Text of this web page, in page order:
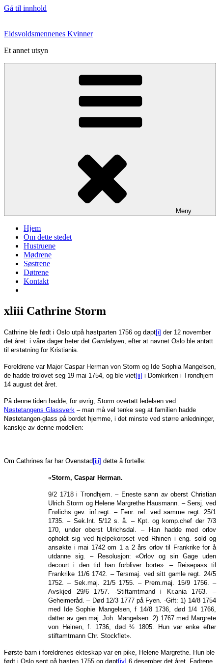
Gå til innhold
Eidsvoldsmennenes Kvinner
Et annet utsyn
Meny
Hjem
Om dette stedet
Hustruene
Mødrene
Søstrene
Døtrene
Kontakt
xliii Cathrine Storm
Cathrine ble født i Oslo utpå høstparten 1756 og døpt[i] der 12 november
det året: i våre dager heter det Gamlebyen , efter at navnet Oslo ble antatt
til erstatning for Kristiania.
Foreldrene var Major Caspar Herman von Storm og Ide Sophia Mangelsen,
de hadde trolovet seg 19 mai 1754, og ble viet[ii] i Domkirken i Trondhjem
14 august det året.
På denne tiden hadde, for øvrig, Storm overtatt ledelsen ved
Nøstetangens Glassverk – man må vel tenke seg at familien hadde
Nøstetangen-glass på bordet hjemme, i det minste ved større anledninger,
kanskje av denne modellen:
Om Cathrines far har Ovenstad [iii] dette å fortelle:
«Storm, Caspar Herman.
9/2 1718 i Trondhjem. – Eneste sønn av oberst Christian
Ulrich Storm og Helene Margrethe Hausmann. – Sersj. ved
Frølichs gev. inf.regt. – Fenr. ref. ved samme regt. 25/1
1735. – Sek.lnt. 5/12 s. å. – Kpt. og komp.chef der 7/3
170, under oberst Ulrichsdal. – Han hadde med orlov
opholdt sig ved hjelpekorpset ved Rhinen i eng. sold og
ansøkte i mai 1742 om 1 a 2 års orlov til Frankrike for å
utdanne sig. – Resolusjon: «Orlov og sin Gage uden
decourt i den tid han forbliver borte». – Reisepass til
Frankrike 11/6 1742. – Tersmaj. ved sitt gamle regt. 24/5
1752. – Sek.maj. 21/5 1755. – Prem.maj. 15/9 1756. –
Avskjed 29/6 1757. -Stiftamtmand i Kr.ania 1763. –
Geheimeråd. – Død 12/3 1777 på Fyen. -Gift: 1) 14/8 1754
med Ide Sophie Mangelsen, f 14/8 1736, død 1/4 1766,
datter av gen.maj. Joh. Mangelsen. 2) 1767 med Margrete
von Heinen, f. 1736, død ½ 1805. Hun var enke efter
stiftamtmann Chr. Stockflet».
Første barn i foreldrenes ekteskap var en pike, Helene Margrethe. Hun ble
født i Oslo sent på høsten 1755 og døpt[iv] 6 desember det året. Fadrene